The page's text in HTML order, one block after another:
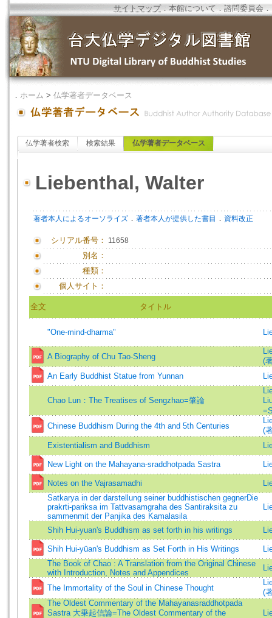
サイトマップ．本館について ．諮問委員会 ．
． ホーム > 仏学著者データベース
仏学著者検索 検索結果 仏学著者データベース
Liebenthal, Walter
著者本人によるオーソライズ ． 著者本人が提供した書目 ． 資料改正
シリアル番号： 11658
別名：
種類：
個人サイト：
全文 タイトル
"One-mind-dharma"
A Biography of Chu Tao-Sheng
(
An Early Buddhist Statue from Yunnan
Chao Lun：The Treatises of Sengzhao=肇論
Chinese Buddhism During the 4th and 5th Centuries
(
Existentialism and Buddhism
New Light on the Mahayana-sraddhotpada Sastra
Notes on the Vajrasamadhi
Satkarya in der darstellung seiner buddhistischen gegnerDie
prakrti-pariksa im Tattvasamgraha des Santiraksita zu
sammenmit der Panjika des Kamalasila
Shih Hui-yuan's Buddhism as set forth in his writings
Shih Hui-yüan's Buddhism as Set Forth in His Writings
The Book of Chao : A Translation from the Original Chinese
with Introduction, Notes and Appendices
The Immortality of the Soul in Chinese Thought
(
The Oldest Commentary of the Mahayanasraddhotpada
Sastra 大乗起信論=The Oldest Commentary of the